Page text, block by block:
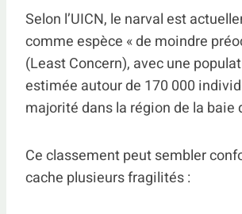
Selon l’UICN, le narval est
comme espèce « de moindre
(Least Concern), avec une
estimée autour de 170 000
majorité dans la région de la baie
Ce classement peut sembler
cache plusieurs fragilités :